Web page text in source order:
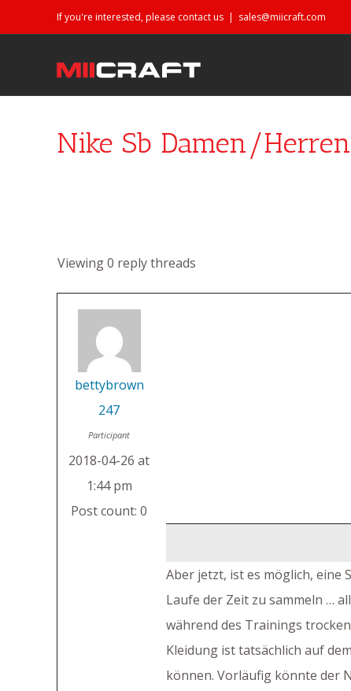
If you're interested, please contact us | sales@miicraft.com
Nike Sb Damen/
Viewing 0 reply threads
bettybrown
247
Participant
2018-04-26 at
1:44 pm
Post count: 0
Aber jetzt, ist es möglich, eine
Laufe der Zeit zu sammeln …
während des Trainings
Kleidung ist tatsächlich auf
können. Vorläufig könnte der